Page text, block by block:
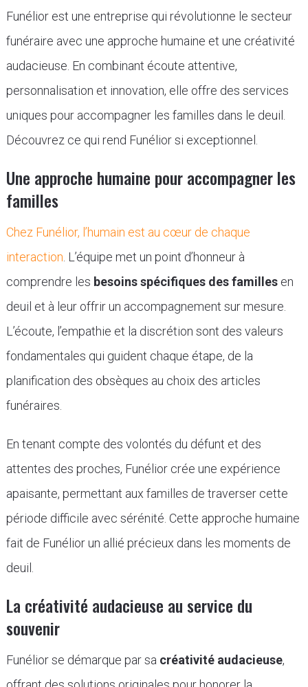
Funélior est une entreprise qui révolutionne le secteur
funéraire avec une approche humaine et une créativité
audacieuse. En combinant écoute attentive,
personnalisation et innovation, elle offre des services
uniques pour accompagner les familles dans le deuil.
Découvrez ce qui rend Funélior si exceptionnel.
Une approche humaine pour accompagner les
familles
Chez Funélior, l’humain est au cœur de chaque
interaction . L’équipe met un point d’honneur à
comprendre les besoins spécifiques des famillesen
deuil et à leur offrir un accompagnement sur mesure.
L’écoute, l’empathie et la discrétion sont des valeurs
fondamentales qui guident chaque étape, de la
planification des obsèques au choix des articles
funéraires.
En tenant compte des volontés du défunt et des
attentes des proches, Funélior crée une expérience
apaisante, permettant aux familles de traverser cette
période difficile avec sérénité. Cette approche humaine
fait de Funélior un allié précieux dans les moments de
deuil.
La créativité audacieuse au service du
souvenir
Funélior se démarque par sa créativité audacieuse,